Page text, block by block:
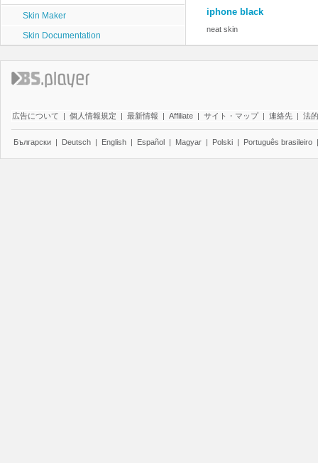
Skin Maker
Skin Documentation
iphone black
neat skin
広告について | 個人情報規定 | 最新情報 | Affiliate | サイト・マップ | 連絡先 | 法
Български | Deutsch | English | Español | Magyar | Polski | Português brasileiro